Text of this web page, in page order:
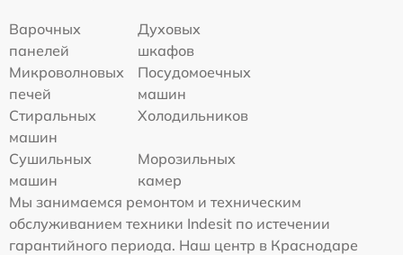
Варочных
панелей
Духовых
шкафов
Микроволновых
печей
Посудомоечных
машин
Стиральных
машин
Холодильников
Сушильных
машин
Морозильных
камер
Мы занимаемся ремонтом и техническим
обслуживанием техники Indesit по истечении
гарантийного периода. Наш центр в Краснодаре